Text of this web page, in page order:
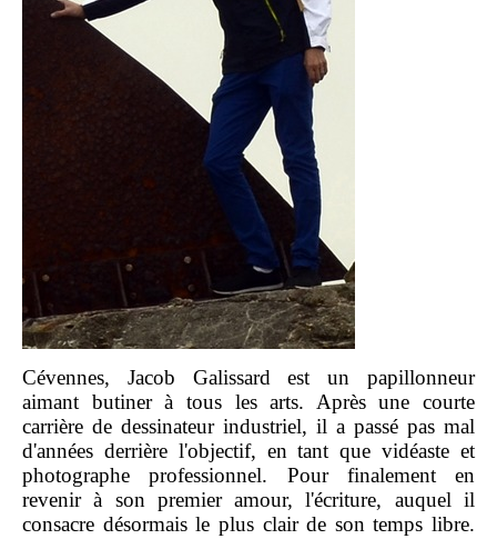
Cévennes, Jacob Galissard est un papillonneur
aimant butiner à tous les arts. Après une courte
carrière de dessinateur industriel, il a passé pas mal
d'années derrière l'objectif, en tant que vidéaste et
photographe professionnel. Pour finalement en
revenir à son premier amour, l'écriture, auquel il
consacre désormais le plus clair de son temps libre.